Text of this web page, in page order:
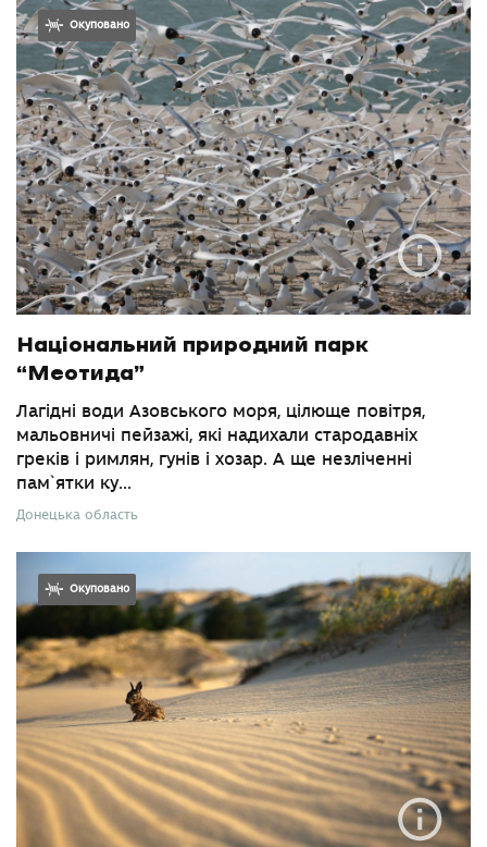
Окуповано
Національний природний парк
“Меотида”
Лагідні води Азовського моря, цілюще повітря,
мальовничі пейзажі, які надихали стародавніх
греків і римлян, гунів і хозар. А ще незліченні
пам`ятки ку...
Донецька область
Окуповано